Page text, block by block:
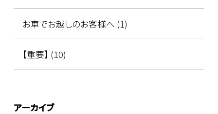
お車でお越しのお客様へ (1)
【重要】 (10)
アーカイブ